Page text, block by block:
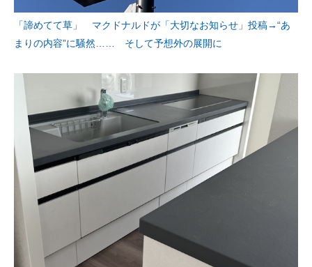
「諦めてて草」 マクドナルドが「大切なお知らせ」投稿→“あ
まりの内容”に騒然…… そして予想外の展開に